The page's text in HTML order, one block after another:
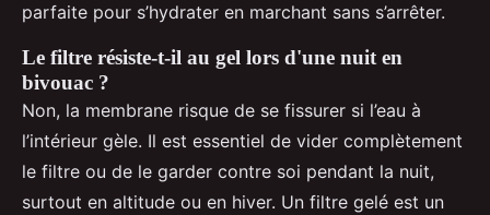
parfaite pour s’hydrater en marchant sans s’arrêter.
Le filtre résiste-t-il au gel lors d'une nuit en
bivouac ?
Non, la membrane risque de se fissurer si l’eau à
l’intérieur gèle. Il est essentiel de vider complètement
le filtre ou de le garder contre soi pendant la nuit,
surtout en altitude ou en hiver. Un filtre gelé est un